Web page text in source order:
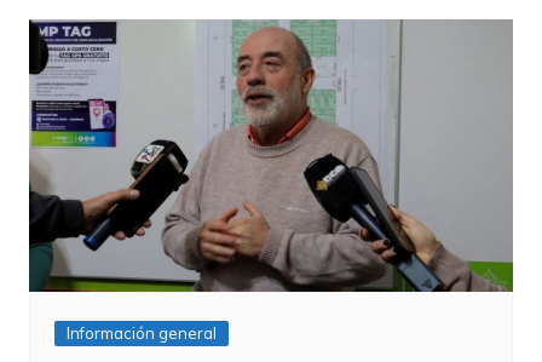
Información general